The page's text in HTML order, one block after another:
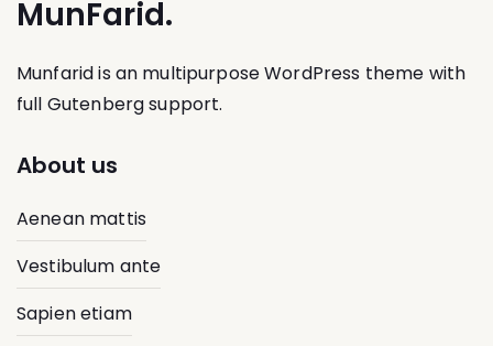
MunFarid.
Munfarid is an multipurpose WordPress theme with
full Gutenberg support.
About us
Aenean mattis
Vestibulum ante
Sapien etiam